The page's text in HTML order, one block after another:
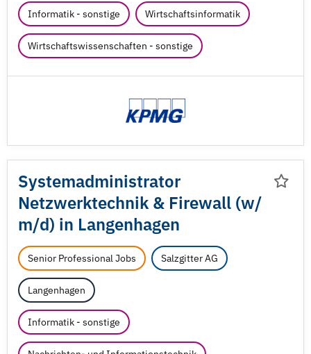
Informatik - sonstige Wirtschaftsinformatik
Wirtschaftswissenschaften - sonstige
Systemadministrator
Netzwerktechnik & Firewall (w/
m/d) in Langenhagen
Senior Professional Jobs Salzgitter AG
Langenhagen
Informatik - sonstige